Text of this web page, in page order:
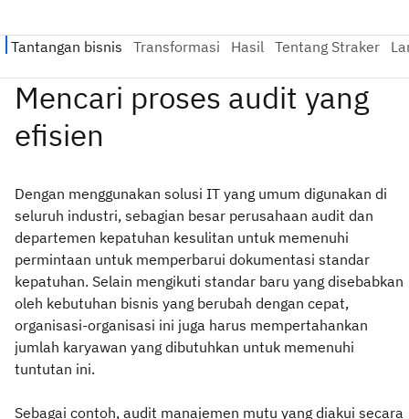
Dengan menggunakan solusi IT yang umum digunakan di
seluruh industri, sebagian besar perusahaan audit dan
departemen kepatuhan kesulitan untuk memenuhi
permintaan untuk memperbarui dokumentasi standar
kepatuhan. Selain mengikuti standar baru yang disebabkan
oleh kebutuhan bisnis yang berubah dengan cepat,
organisasi-organisasi ini juga harus mempertahankan
jumlah karyawan yang dibutuhkan untuk memenuhi
tuntutan ini.
Sebagai contoh, audit manajemen mutu yang diakui secara